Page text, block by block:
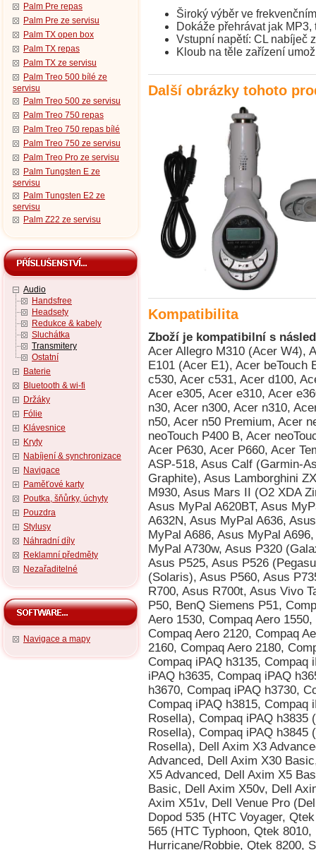
Palm Pre repas
Palm Pre ze servisu
Palm TX open box
Palm TX repas
Palm TX ze servisu
Palm Treo 500 bílé ze
servisu
Palm Treo 500 ze servisu
Palm Treo 750 repas
Palm Treo 750 repas bílé
Palm Treo 750 ze servisu
Palm Treo Pro ze servisu
Palm Tungsten E ze
servisu
Palm Tungsten E2 ze
servisu
Palm Z22 ze servisu
Audio
Handsfree
Headsety
Redukce & kabely
Sluchátka
Transmitery
Ostatní
Baterie
Bluetooth & wi-fi
Držáky
Fólie
Klávesnice
Kryty
Nabíjení & synchronizace
Navigace
Paměťové karty
Poutka, šňůrky, úchyty
Pouzdra
Stylusy
Náhradní díly
Reklamní předměty
Nezařaditelné
Navigace a mapy
Široký výběr ve
Dokáže přehrávat jak MP3,
Vstupní napětí: CL nabíječ
Kloub na těle zařízení
Další obrázky tohoto
Kompatibilita
Zboží je kompatibilní s
Acer Allegro M310 (Acer W4), Acer beTouch E100 (Acer C1), Acer beTouch E101 (Acer E1), Acer beTouch E200 (Acer L1), Acer c500, Acer c510, Acer c530, Acer c531, Acer d100, Acer d155 (iGo 2006), Acer d156, Acer e300, Acer e305, Acer e310, Acer e360 GPS, Acer n10, Acer n20, Acer n20w, Acer n30, Acer n300, Acer n310, Acer n311, Acer n321, Acer n35 (n35se), Acer n50, Acer n50 Premium, Acer neoTouch P300, Acer neoTouch P400, Acer neoTouch P400 B, Acer neoTouch S200 (Acer F1), Acer P600, Acer P610, Acer P630, Acer P660, Acer Tempo DX900, AnyDATA ASP-318, AnyDATA ASP-518, Asus Calf (Garmin-Asus nuvifone G60), Asus Jupiter (O2 XDA Graphite), Asus Lamborghini ZX1, Asus M530w (Aries), Asus M536, Asus M930, Asus Mars II (O2 XDA Zinc), Asus MyPal A600, Asus MyPal A620, Asus MyPal A620BT, Asus MyPal A626, Asus MyPal A632, Asus MyPal A632N, Asus MyPal A636, Asus MyPal A636N, Asus MyPal A639, Asus MyPal A686, Asus MyPal A696, Asus MyPal A716, Asus MyPal A730, Asus MyPal A730w, Asus P320 (Galaxy Mini), Asus P505, Asus P515 (zrušeno), Asus P525, Asus P526 (Pegasus), Asus P527, Asus P535, Asus P550 (Solaris), Asus P560, Asus P735, Asus P750, Asus R300, Asus R600, Asus R700, Asus R700t, Asus Vivo Tab RT TF600TL / TF600TG / TF600T, BenQ P50, BenQ Siemens P51, Compaq Aero 1500, Compaq Aero 1520, Compaq Aero 1530, Compaq Aero 1550, Compaq Aero 2100, Compaq Aero 2110, Compaq Aero 2120, Compaq Aero 2130, Compaq Aero 2150, Compaq Aero 2160, Compaq Aero 2180, Compaq Aero 8000, Compaq iPAQ h3130, Compaq iPAQ h3135, Compaq iPAQ h3150, Compaq iPAQ h3630, Compaq iPAQ h3635, Compaq iPAQ h3650, Compaq iPAQ h3660, Compaq iPAQ h3670, Compaq iPAQ h3730, Compaq iPAQ h3760, Compaq iPAQ h3765, Compaq iPAQ h3815, Compaq iPAQ h3825, Compaq iPAQ h3830 (HTC Rosella), Compaq iPAQ h3835 (HTC Rosella), Compaq iPAQ h3840 (HTC Rosella), Compaq iPAQ h3845 (HTC Rosella), Compaq iPAQ h3850 (HTC Rosella), Dell Axim X3 Advanced, Dell Axim X3 Basic, Dell Axim X30 Advanced, Dell Axim X30 Basic, Dell Axim X30i, Dell Axim X3i, Dell Axim X5 Advanced, Dell Axim X5 Basic, Dell Axim X50 Advanced, Dell Axim X50 Basic, Dell Axim X50v, Dell Axim X51 Advanced, Dell Axim X51 Basic, Dell Axim X51v, Dell Venue Pro (Dell Lightning), Dopod 515 (HTC Canary), Dopod 535 (HTC Voyager, Qtek 8060/8080, i-mate SP2, O2 Xphone), Dopod 565 (HTC Typhoon, Qtek 8010, i-mate SP3), Dopod 566 (HTC Hurricane/Robbie, Qtek 8200, SDA II, SPV C550), Dopod 575 (HTC Feeler, Qtek 8020, i-mate SP3i, O2 Xphone II), Dopod 585 (HTC Amadeus, O2 Xphone IIm, T-Mobile SDA Music), Dopod 586 (HTC Hurricane/Robbie, Qtek 8200, SDA II, SPV C550), Dopod 686 (HTC Wallaby, Qtek 1010/1020, T-Mobile MDA, O2 XDA), Dopod 696 (HTC Himalaya, i-mate Pocket PC Phone Edition, Qtek 2020/2060, O2 XDA II, T-Mobile MDA II, Orang, Dopod 696i (HTC Himalaya, i-mate Pocket PC Phone Edition, Qtek 2020/2060, O2 XDA II, T-Mobile MDA II, Oran, Dopod 699 (HTC Alpine, Qtek 2020i, i-mate PDA2 Pocket PC, O2 XDA IIi), Dopod 700 (HTC Blue Angel, T-Mobile MDA III, Qtek 9090, i-mate PDA2k, O2 XDA III, XDA IIs), Dopod 818 (HTC Magician, Qtek S100/S110, O2 XDA II mini/mini Black, MDA Compact, i-mate New JAM/JAM Limit, Dopod 818 Pro (HTC Prophet, i-mate JAMin, Qtek S200, O2 XDA Neo), Dopod 828+ (HTC Magician Refresh), Dopod 830 (HTC Prophet, Qtek S200, i-mate JAMin, O2 XDA Neo), Dopod 838 (HTC Wizard 110, Qtek A9100), Dopod 900 (HTC Universal, Qtek 9000, MDA Pro, XDA Exec, i-mate JASJAR), Dopod D818c (HTC Wave), Dopod P100 (HTC Galaxy 100, Qtek G100, i-mate PDA-N), Dopod T5588 (HTC HengShan), Dopod T8388 (HTC Qilin), Dopod U1000 (HTC Advantage/Athena 100, T-Mobile MDA Ameo), E-TEN Glofiish DX900, E-TEN Glofiish M700, E-TEN Glofiish M800, E-TEN Glofiish V900, E-TEN Glofiish X500, E-TEN Glofiish X500+, E-TEN Glofiish X600, E-TEN Glofiish X610, E-TEN Glofiish X650, E-TEN Glofiish X800, E-TEN Glofiish X900, E-TEN InfoTouch G500, E-TEN InfoTouch G500+, E-TEN InfoTouch M500 (TORQ P100), E-TEN InfoTouch M550, E-TEN InfoTouch M600, E-TEN InfoTouch M600+, E-TEN InfoTouch P300, E-TEN InfoTouch P300B, E-TEN InfoTouch P600, E-TEN InfoTouch P603, E-TEN InfoTouch P610, E-TEN